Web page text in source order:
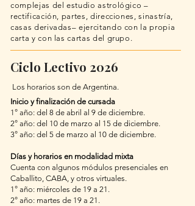
complejas del estudio astrológico –
rectificación, partes, direcciones, sinastría,
casas derivadas– ejercitando con la propia
carta y con las cartas del grupo.
Ciclo Lectivo 2026
Los horarios son de Argentina.
Inicio y finalización de cursada
1° año: del 8 de abril al 9 de diciembre.
2° año: del 10 de marzo al 15 de diciembre.
3° año: del 5 de marzo al 10 de diciembre.
Días y horarios en modalidad mixta
Cuenta con algunos módulos presenciales en
Caballito, CABA, y otros virtuales.
1° año: miércoles de 19 a 21.
2° año: martes de 19 a 21.